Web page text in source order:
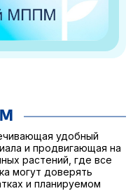
удобный
и продвигающая на
растений, где все
могут доверять
и планируемом